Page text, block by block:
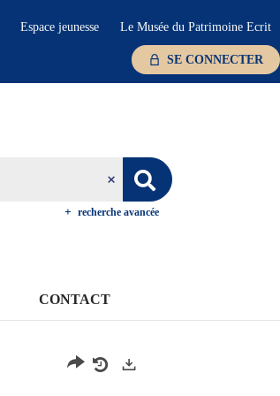
Espace jeunesse Le Musée du Patrimoine Ecrit
SE CONNECTER
recherche avancée
CONTACT